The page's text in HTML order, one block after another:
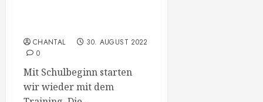
CHANTAL
30. AUGUST 2022
0
Mit Schulbeginn starten
wir wieder mit dem